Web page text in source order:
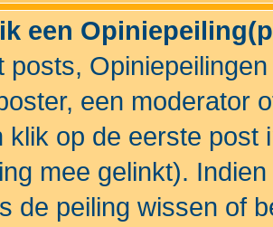
een
posts,
een moderator
klik op de eerste post
mee gelinkt).
de peiling wissen of